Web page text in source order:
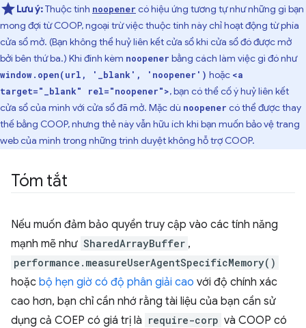
Lưu ý:Thuộc tính noopener có hiệu ứng tương tự như những gì bạn
mong đợi từ COOP, ngoại trừ việc thuộc tính này chỉ hoạt động từ phía
cửa sổ mở. (Bạn không thể huỷ liên kết cửa sổ khi cửa sổ đó được mở
bởi bên thứ ba.) Khi đính kèm noopener bằng cách làm việc gì đó như
window.open(url, '_blank', 'noopener') hoặc <a
target="_blank" rel="noopener">, bạn có thể cố ý huỷ liên kết
cửa sổ của mình với cửa sổ đã mở. Mặc dù noopener có thể được thay
thế bằng COOP, nhưng thẻ này vẫn hữu ích khi bạn muốn bảo vệ trang
web của mình trong những trình duyệt không hỗ trợ COOP.
Tóm tắt
Nếu muốn đảm bảo quyền truy cập vào các tính năng
mạnh mẽ như SharedArrayBuffer ,
performance.measureUserAgentSpecificMemory()
hoặc bộ hẹn giờ có độ phân giải cao với độ chính xác
cao hơn, bạn chỉ cần nhớ rằng tài liệu của bạn cần sử
dụng cả COEP có giá trị là require-corp và COOP có